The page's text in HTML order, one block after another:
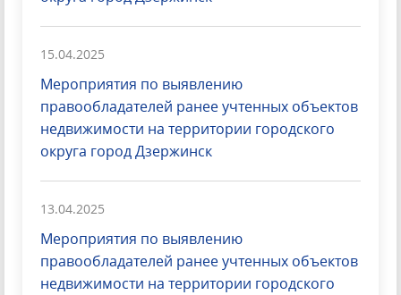
15.04.2025
Мероприятия по выявлению
правообладателей ранее учтенных объектов
недвижимости на территории городского
округа город Дзержинск
13.04.2025
Мероприятия по выявлению
правообладателей ранее учтенных объектов
недвижимости на территории городского